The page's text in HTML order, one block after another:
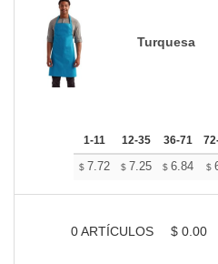
Turquesa
1-11 12-35 36-71
$ 7.72 $ 7.25 $ 6.84 $
0ARTÍCULOS $ 0.00